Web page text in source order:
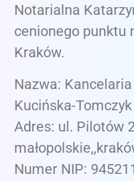
Notarialna
cenionego punktu
Kraków.
Nazwa:
Kucińska-Tomczyk
Adres: ul. Pilotów
Numer NIP: